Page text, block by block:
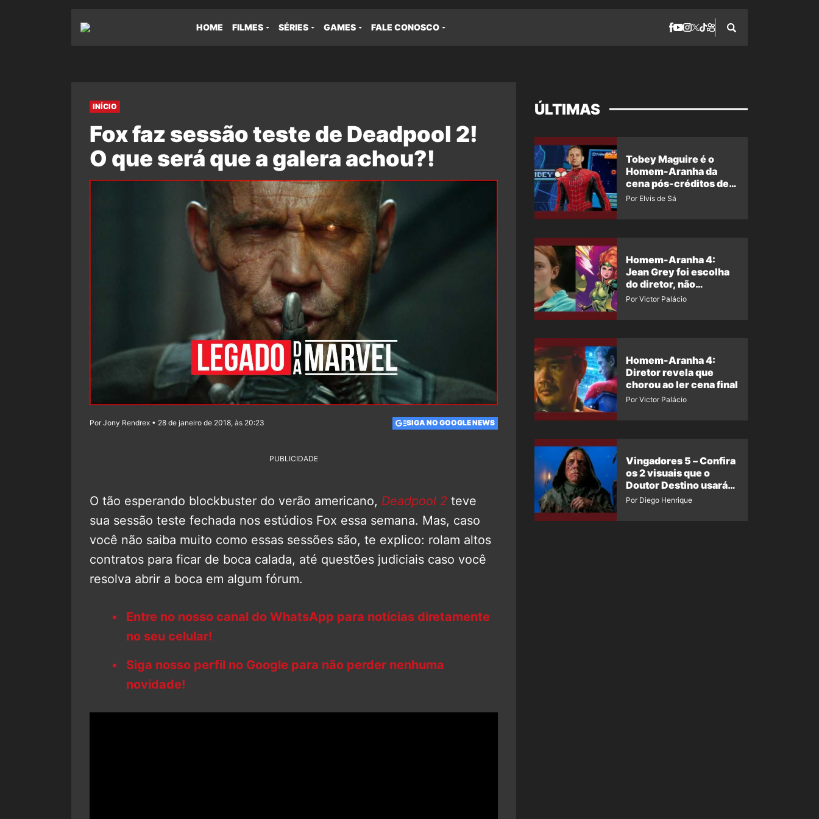
HOME FILMES SÉRIES GAMES FALE CONOSCO
INÍCIO
Fox faz sessão teste de Deadpool 2!
O que será que a galera achou?!
Por Jony Rendrex • 28 de janeiro de 2018, às 20:23 SIGA NO GOOGLE NEWS
PUBLICIDADE
O tão esperando blockbuster do verão americano, Deadpool 2 teve
sua sessão teste fechada nos estúdios Fox essa semana. Mas, caso
você não saiba muito como essas sessões são, te explico: rolam altos
contratos para ficar de boca calada, até questões judiciais caso você
resolva abrir a boca em algum fórum.
Entre no nosso canal do WhatsApp para notícias diretamente
no seu celular!
Siga nosso perfil no Google para não perder nenhuma
novidade!
ÚLTIMAS
Tobey Maguire é o
Homem-Aranha da
cena pós-créditos de
Um Novo Dia?
Por Elvis de Sá
Homem-Aranha 4:
Jean Grey foi escolha
do diretor, não
imposição da Marvel
Por Victor Palácio
Homem-Aranha 4:
Diretor revela que
chorou ao ler cena final
Por Victor Palácio
Vingadores 5 – Confira
os 2 visuais que o
Doutor Destino usará
no filme
Por Diego Henrique